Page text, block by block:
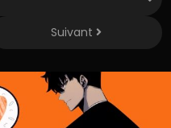
Suivant